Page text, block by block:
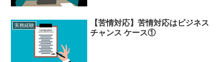
実務経験
【苦情対応】苦情対応はビジネス
チャンス ケース①